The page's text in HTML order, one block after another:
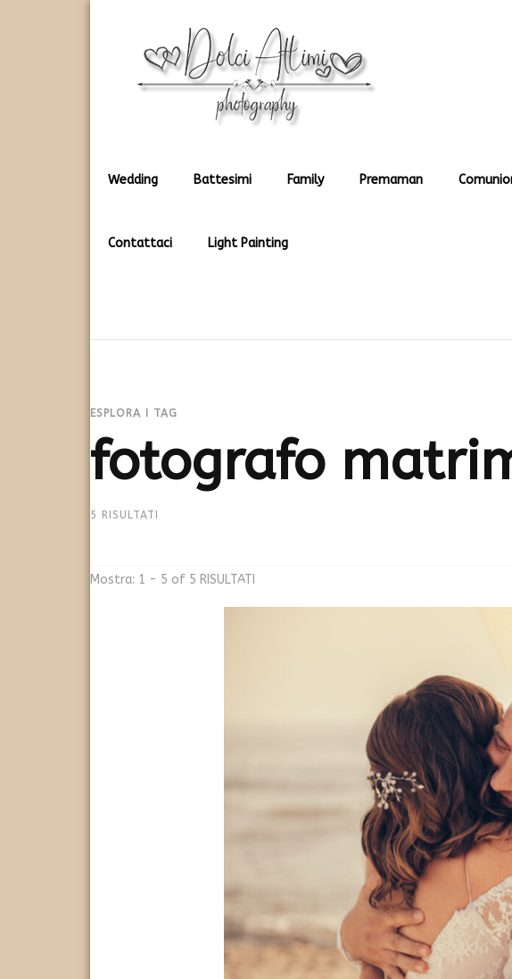
Dolci Attimi
Wedding Battesimi Family Premaman
Contattaci Light Painting
ESPLORA I TAG
fotografo
5 RISULTATI
Mostra: 1 - 5 of 5 RISULTATI